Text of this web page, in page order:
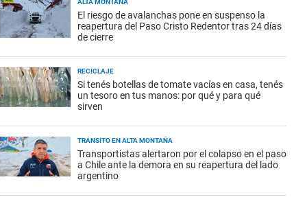
ALTA MONTAÑA
El riesgo de avalanchas pone en suspenso la
reapertura del Paso Cristo Redentor tras 24 días
de cierre
RECICLAJE
Si tenés botellas de tomate vacías en casa, tenés
un tesoro en tus manos: por qué y para qué
sirven
TRÁNSITO EN ALTA MONTAÑA
Transportistas alertaron por el colapso en el paso
a Chile ante la demora en su reapertura del lado
argentino